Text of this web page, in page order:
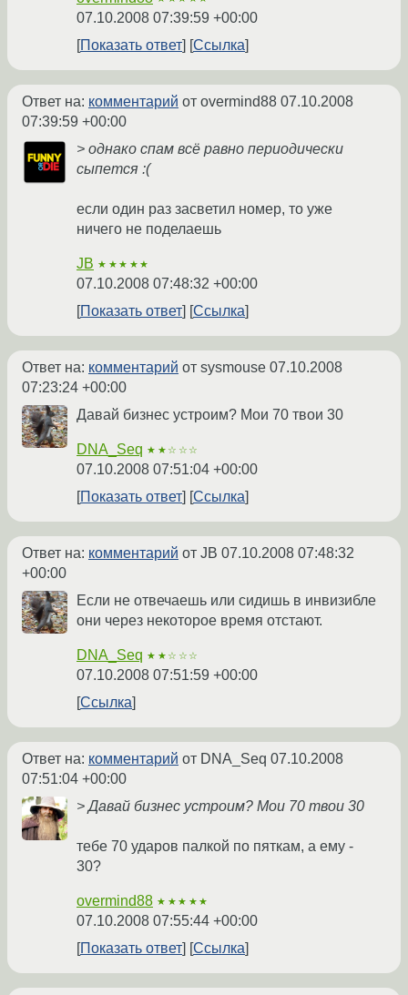
07.10.2008 07:39:59 +00:00
Показать ответ
Ссылка
Ответ на: комментарий от overmind88 07.10.2008
07:39:59 +00:00
> однако спам всё равно периодически
сыпется :(
если один раз засветил номер, то уже
ничего не поделаешь
JB ★★★★★
07.10.2008 07:48:32 +00:00
Показать ответ
Ссылка
Ответ на: комментарий от sysmouse 07.10.2008
07:23:24 +00:00
Давай бизнес устроим? Мои 70 твои 30
DNA_Seq ★★☆☆☆
07.10.2008 07:51:04 +00:00
Показать ответ
Ссылка
Ответ на: комментарий от JB 07.10.2008 07:48:32
+00:00
Если не отвечаешь или сидишь в инвизибле
они через некоторое время отстают.
DNA_Seq ★★☆☆☆
07.10.2008 07:51:59 +00:00
Ссылка
Ответ на: комментарий от DNA_Seq 07.10.2008
07:51:04 +00:00
> Давай бизнес устроим? Мои 70 твои 30
тебе 70 ударов палкой по пяткам, а ему -
30?
overmind88 ★★★★★
07.10.2008 07:55:44 +00:00
Показать ответ
Ссылка